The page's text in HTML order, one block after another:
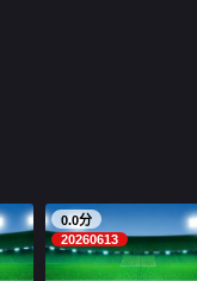
0.0分
20260613